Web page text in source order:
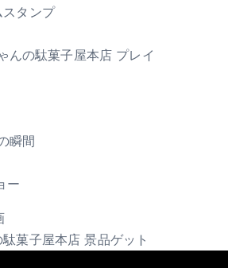
スタンプ
んの駄菓子屋本店 プレイ
瞬間
ー
菓子屋本店 景品ゲット